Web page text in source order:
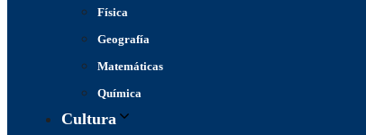
Física
Geografía
Matemáticas
Química
Cultura